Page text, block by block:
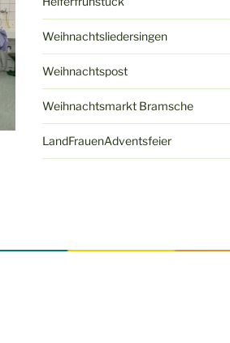
Weihnachtsliedersingen
Weihnachtspost
Weihnachtsmarkt Bramsche
LandFrauenAdventsfeier